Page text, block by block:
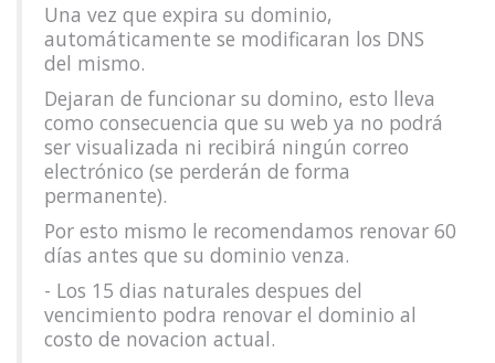
Una vez que expira su dominio,
automáticamente se modificaran los DNS
del mismo.
Dejaran de funcionar su domino, esto lleva
como consecuencia que su web ya no podrá
ser visualizada ni recibirá ningún correo
electrónico (se perderán de forma
permanente).
Por esto mismo le recomendamos renovar 60
días antes que su dominio venza.
- Los 15 dias naturales despues del
vencimiento podra renovar el dominio al
costo de novacion actual.